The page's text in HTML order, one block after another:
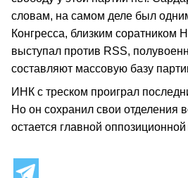
словам, на самом деле был
Конгресса, близким соратником
выступал против RSS,
составляют массовую базу
ИНК с треском проиграл
Но он сохранил свои отделения
остается главной